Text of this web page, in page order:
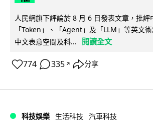
人民網旗下評論於 8 月 6 日發表文章，批評
「Token」、「Agent」及「LLM」等英文
中文表意空間及科...
閱讀全文
774 335 ↗ 分享
科技娛樂 生活科技 汽車科技